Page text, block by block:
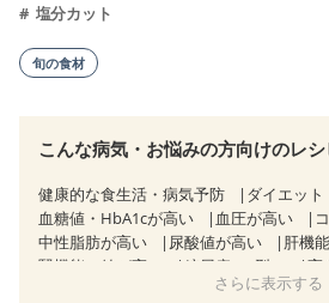
塩分カット
旬の食材
こんな病気・お悩みの方向けのレ
健康的な食生活・病気予防
ダイエット
血糖値・HbA1cが高い
血圧が高い
中性脂肪が高い
尿酸値が高い
肝機
腎機能の値が高い
糖尿病（2型） 高
狭心症 心筋梗塞
さらに表示する